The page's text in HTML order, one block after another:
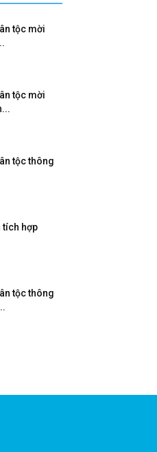
tộc mời
tộc mời
tộc thông
tích hợp
tộc thông